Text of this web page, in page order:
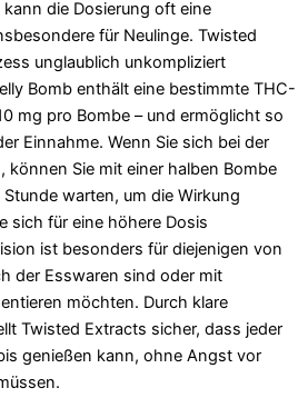
die Dosierung oft eine
für Neulinge. Twisted
unglaublich unkompliziert
Bomb enthält eine bestimmte THC-
mg pro Bombe – und ermöglicht so
Einnahme. Wenn Sie sich bei der
können Sie mit einer halben Bombe
warten, um die Wirkung
sich für eine höhere Dosis
ist besonders für diejenigen von
der Esswaren sind oder mit
möchten. Durch klare
Twisted Extracts sicher, dass jeder
genießen kann, ohne Angst vor